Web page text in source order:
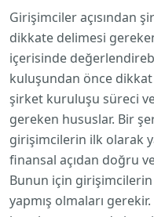
Girişimciler açısından
dikkate delimesi
içerisinde
kuluşundan önce
şirket kuruluşu süreci
gereken hususlar. Bir
girişimcilerin ilk olarak
finansal açıdan doğru
Bunun için
yapmış olmaları